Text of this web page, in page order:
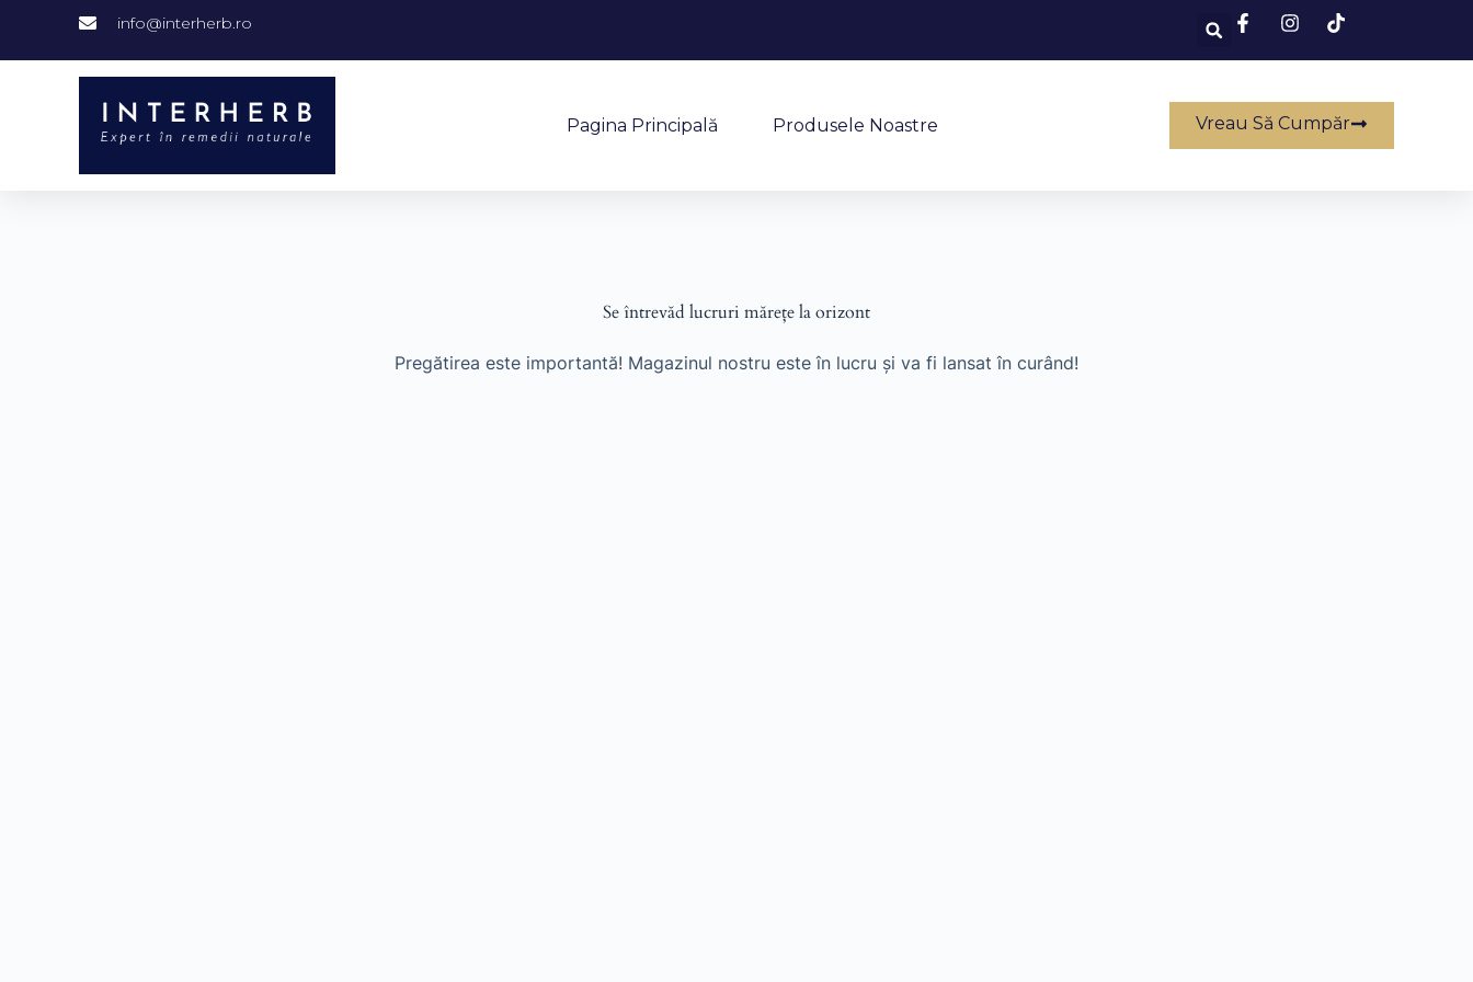
info@interherb.ro
Pagina Principală Produsele Noastre Vreau Să Cumpăr
Se întrevăd lucruri mărețe la orizont
Pregătirea este importantă! Magazinul nostru este în lucru și va fi lansat în curând!